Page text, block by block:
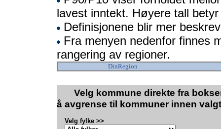
lavest inntekt. Høyere tall
Definisjonene blir mer
Fra menyen nedenfor finnes
rangering av regioner.
DinRegion
Velg kommune direkte fra
å avgrense til kommuner innen
Velg fylke >>